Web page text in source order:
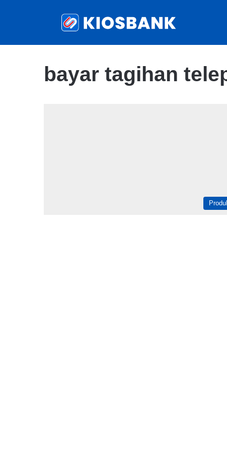
bayar tagihan